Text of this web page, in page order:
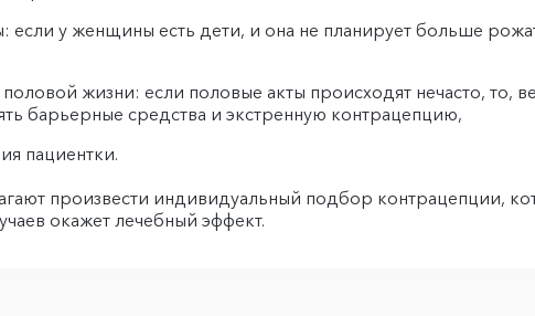
если у женщины есть дети, и она не планирует больше
жизни: если половые акты происходят нечасто, то,
барьерные средства и экстренную контрацепцию,
пациентки.
произвести индивидуальный подбор контрацепции,
окажет лечебный эффект.